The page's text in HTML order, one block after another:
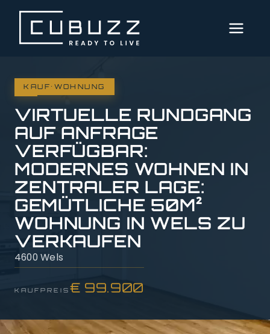
MENÜ
AKTUELLE
IMMOBILIEN
DIENSTLEISTUNGEN
ÜBER
UNS
SERVICE
IMPRESSUM
DATENSCHUTZ
KAUF · WOHNUNG
VIRTUELLE RUNDGANG
AUF ANFRAGE
VERFÜGBAR:
MODERNES WOHNEN IN
ZENTRALER LAGE:
GEMÜTLICHE 50M²
WOHNUNG IN WELS ZU
VERKAUFEN
4600 Wels
KAUFPREIS € 99.900